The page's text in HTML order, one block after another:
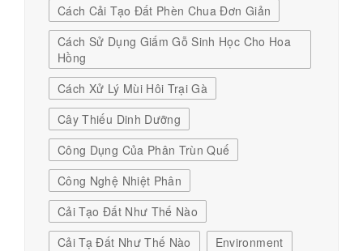
Cách Cải Tạo Đất Phèn Chua Đơn Giản
Cách Sử Dụng Giấm Gỗ Sinh Học Cho Hoa
Hồng
Cách Xử Lý Mùi Hôi Trại Gà
Cây Thiếu Dinh Dưỡng
Công Dụng Của Phân Trùn Quế
Công Nghệ Nhiệt Phân
Cải Tạo Đất Như Thế Nào
Cải Tạ Đất Như Thế Nào
Environment